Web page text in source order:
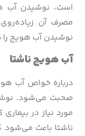
است، نوشیدن آب
مصرف آن
نوشیدن آب هویج را
آب هویج ناشتا
درباره خواص آب
صحبت می‌شود.
مورد نیاز در
ناشتا باعث